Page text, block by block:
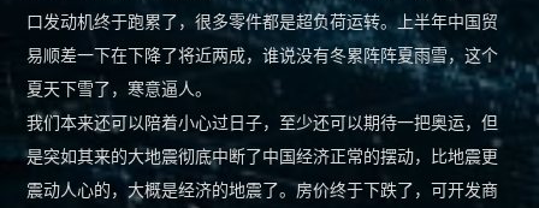
口发动机终于跑累了，很多零件都是超负荷运转。上半年中国贸
易顺差一下在下降了将近两成，谁说没有冬累阵阵夏雨雪，这个
夏天下雪了，寒意逼人。
我们本来还可以陪着小心过日子，至少还可以期待一把奥运，但
是突如其来的大地震彻底中断了中国经济正常的摆动，比地震更
震动人心的，大概是经济的地震了。房价终于下跌了，可开发商